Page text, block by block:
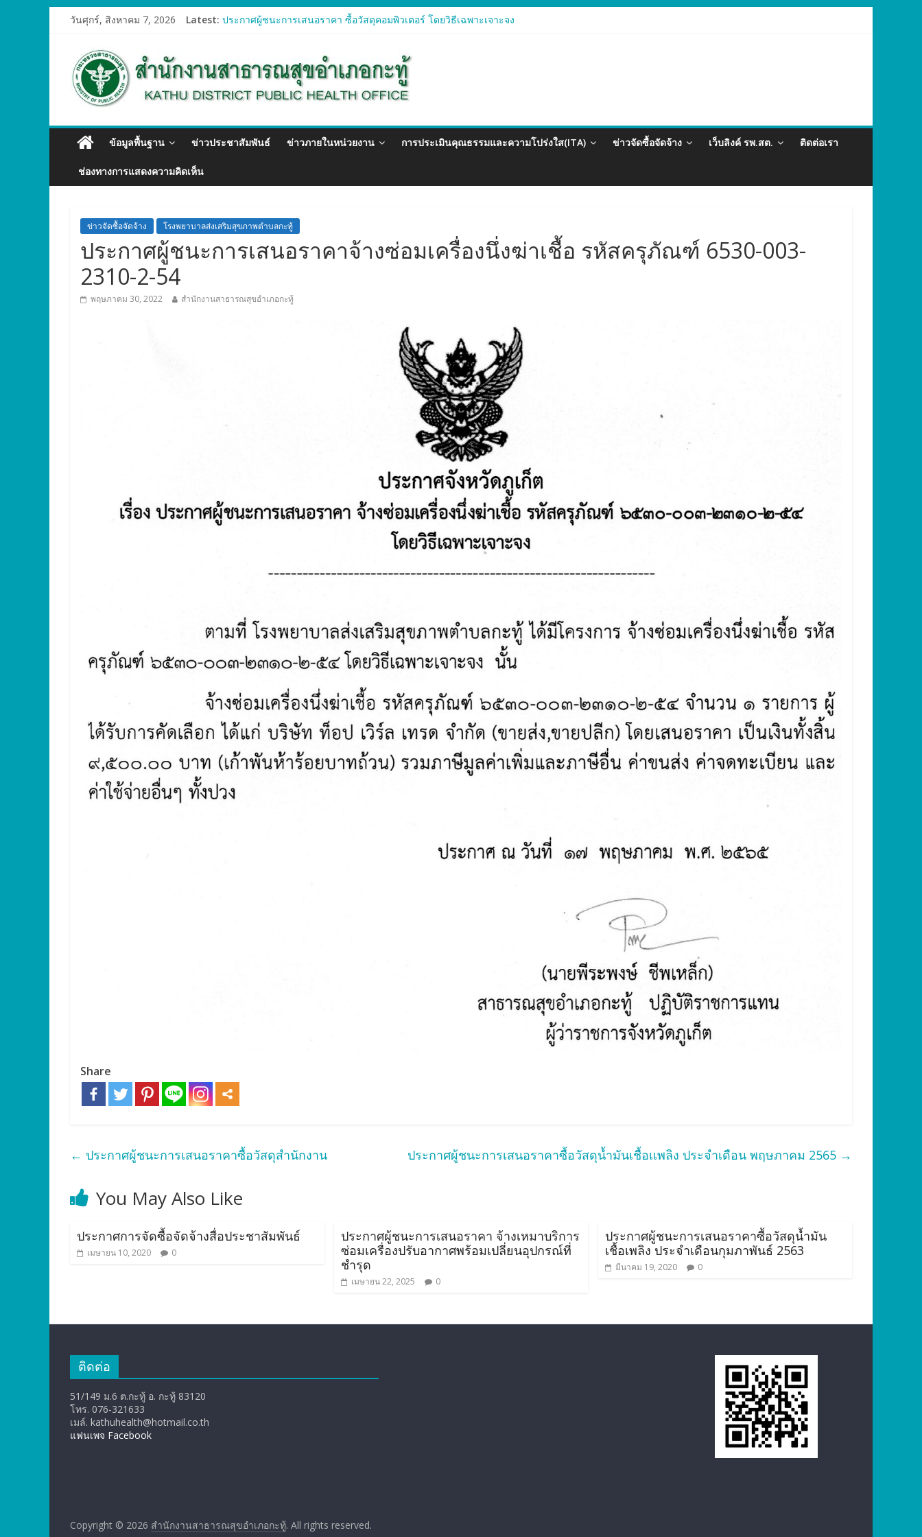
วันศุกร์, สิงหาคม 7, 2026 Latest:
ประกาศผู้ชนะการเสนอราคา ซื้อวัสดุสำนักงาน โดยวิธีเฉพาะเจาะจง
ประกาศผู้ชนะการเสนอราคา ซื้อวัสดุคอมพิวเตอร์ โดยวิธีเฉพาะเจาะจง
ประกาศผู้ชนะการเสนอราคา ซื้อวัสดุสำนักงาน โดยวิธีเฉพาะเจาะจง
ประกาศผู้ชนะการเสนอรา ซื้อวัสดุงานบ้านงานครัว โดยวิธีเฉพาะเจาะจง
ข้อมูลพื้นฐาน ข่าวประชาสัมพันธ์ ข่าวภายในหน่วยงาน การประเมินคุณธรรมและความโปร่งใส(ITA) ข่าวจัดซื้อจัดจ้าง เว็บลิงค์ รพ.สต. ติดต่อเรา
ช่องทางการแสดงความคิดเห็น
ข่าวจัดซื้อจัดจ้าง โรงพยาบาลส่งเสริมสุขภาพตำบลกะทู้
ประกาศผู้ชนะการเสนอราคาจ้างซ่อมเครื่องนึ่งฆ่าเชื้อ รหัสครุภัณฑ์ 6530-003-
2310-2-54
พฤษภาคม 30, 2022 สำนักงานสาธารณสุขอำเภอกะทู้
Share
← ประกาศผู้ชนะการเสนอราคาซื้อวัสดุสำนักงาน ประกาศผู้ชนะการเสนอราคาซื้อวัสดุน้ำมันเชื้อเเพลิง ประจำเดือน พฤษภาคม 2565 →
You May Also Like
ประกาศการจัดซื้อจัดจ้างสื่อประชาสัมพันธ์
เมษายน 10, 2020 0
ประกาศผู้ชนะการเสนอราคา จ้างเหมาบริการ
ซ่อมเครื่องปรับอากาศพร้อมเปลี่ยนอุปกรณ์ที่
ชำรุด
เมษายน 22, 2025 0
ประกาศผู้ชนะการเสนอราคาซื้อวัสดุน้ำมัน
เชื้อเพลิง ประจำเดือนกุมภาพันธ์ 2563
มีนาคม 19, 2020 0
ติดต่อ
51/149 ม.6 ต.กะทู้ อ. กะทู้ 83120
โทร. 076-321633
เมล์. kathuhealth@hotmail.co.th
แฟนเพจ Facebook
Copyright © 2026 สำนักงานสาธารณสุขอำเภอกะทู้. All rights reserved.